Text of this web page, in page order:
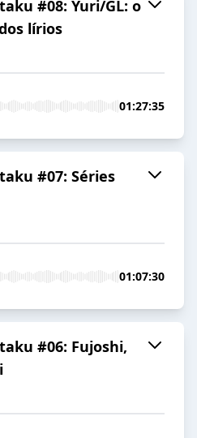
#08: Yuri/GL: o
lírios
01:27:35
#07: Séries
01:07:30
#06: Fujoshi,